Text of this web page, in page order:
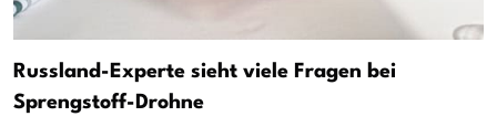
Russland-Experte sieht viele Fragen bei
Sprengstoff-Drohne